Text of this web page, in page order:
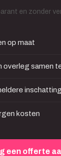
en zonder
op maat
overleg samen
inschatting
kosten
een offerte